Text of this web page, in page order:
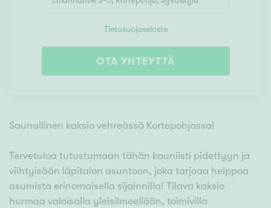
Tietosuojaseloste
OTA YHTEYTTÄ
Saunallinen kaksio vehreässä Kortepohjassa!
Tervetuloa tutustumaan tähän kauniisti pidettyyn ja
viihtyisään läpitalon asuntoon, joka tarjoaa helppoa
asumista erinomaisella sijainnilla! Tilava kaksio
hurmaa valoisalla yleisilmeellään, toimivilla